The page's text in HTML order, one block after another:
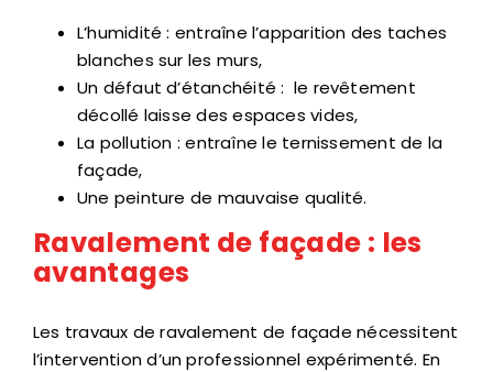
L’humidité : entraîne l’apparition des taches
blanches sur les murs,
Un défaut d’étanchéité : le revêtement
décollé laisse des espaces vides,
La pollution : entraîne le ternissement de la
façade,
Une peinture de mauvaise qualité.
Ravalement de façade : les
avantages
Les travaux de ravalement de façade nécessitent
l’intervention d’un professionnel expérimenté. En